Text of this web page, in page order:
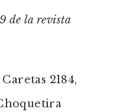
de la revista
2184,